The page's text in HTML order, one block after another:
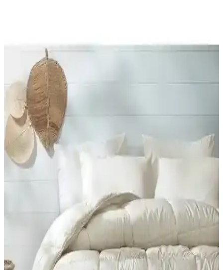
Merinos Comforter Seti Çift Kişilik Yatak Takımı
Yüksek Kalite ve Şıklık Sunar
Merinos Comforter Seti, doğal pamuk malzemesi ve şık tasarımıyla
çift kişilik yataklar için ideal, sıcak tutan ve konfor sağlayan yüksek
kaliteli yatak örtüsü setidir.
Yataş Dacron Quallofil Tek Kişilik XL Yorgan:
Yüksek Isı Yalıtımı ve Konfor Sağlar
Yataş Dacron® Quallofil Tek Kişilik XL Yorgan, üstün ısı yalıtımı,
hafif ve yumuşak yapısıyla soğuk mevsimlerde ideal, estetik ve
dayanıklı uyku ürünüdür.
Yataş Mix&match Thalia ile Macaron Wellsoft Tek
Kişilik Yorgan Dolgu ve Kumaş Özellikleri
Bu karşılaştırma, Yataş Mix&match Thalia Tek Kişilik Yorgan
(Mürdüm) ile Macaron Wellsoft Tek Kişilik Yorgan (Krem) için
dolgu, gramaj, kumaş ve boyut gibi özellikleri karşılaştırır; kullanıcı
yorumları Konfor ve bakım deneyimlerini öne çıkarır.
Formeya Lüx Çocuk ve Tek Kişilik Yorganları
Karşılaştırması ve Kullanıcı Yorumları